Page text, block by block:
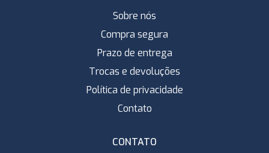
Sobre nós
Compra segura
Prazo de entrega
Trocas e devoluções
Política de privacidade
Contato
CONTATO